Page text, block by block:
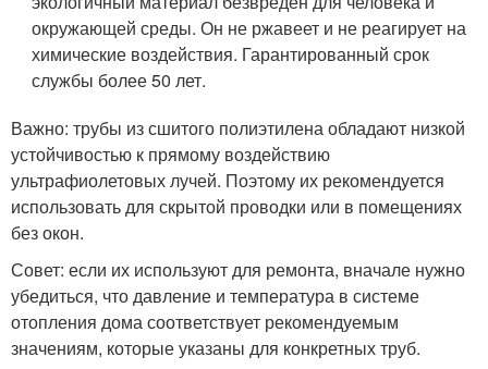
окружающей среды. Он не ржавеет и не реагирует на
химические воздействия. Гарантированный срок
службы более 50 лет.
Важно: трубы из сшитого полиэтилена обладают низкой
устойчивостью к прямому воздействию
ультрафиолетовых лучей. Поэтому их рекомендуется
использовать для скрытой проводки или в помещениях
без окон.
Совет: если их используют для ремонта, вначале нужно
убедиться, что давление и температура в системе
отопления дома соответствует рекомендуемым
значениям, которые указаны для конкретных труб.